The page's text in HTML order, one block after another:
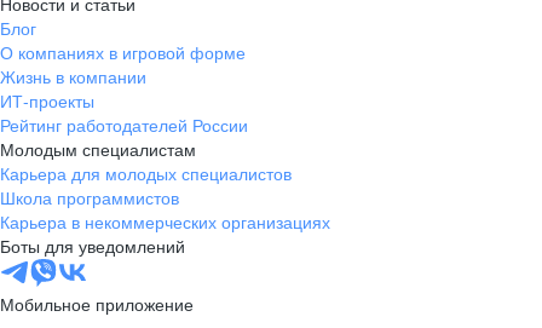
Блог
О компаниях в игровой форме
Жизнь в компании
ИТ-проекты
Рейтинг работодателей России
Молодым специалистам
Карьера для молодых специалистов
Школа программистов
Карьера в некоммерческих организациях
Боты для уведомлений
Мобильное приложение